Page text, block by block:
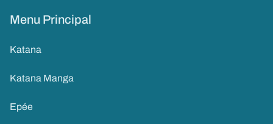
Menu Principal
Katana
Katana Manga
Epée